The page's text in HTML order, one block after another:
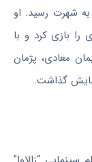
به شهرت رسید. او
را بازی کرد و با
معادی، پژمان
گذاشت.